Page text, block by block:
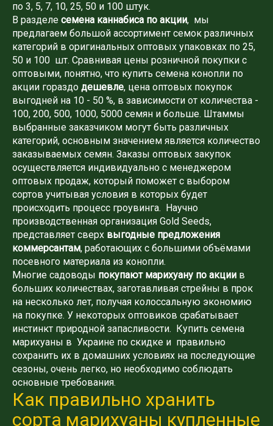
по 3, 5, 7, 10, 25, 50 и 100 штук.
В разделе семена каннабиса по акции, мы
предлагаем большой ассортимент семок различных
категорий в оригинальных оптовых упаковках по 25,
50 и 100 шт. Сравнивая цены розничной покупки с
оптовыми, понятно, что купить семена конопли по
акции гораздо дешевле, цена оптовых покупок
выгодней на 10 - 50 %, в зависимости от количества -
100, 200, 500, 1000, 5000 семян и больше. Штаммы
выбранные заказчиком могут быть различных
категорий, основным значением является количество
заказываемых семян. Заказы оптовых закупок
осуществляется индивидуально с менеджером
оптовых продаж, который поможет с выбором
сортов учитывая условия в которых будет
происходить процесс гроувинга. Научно
производственная организация Gold Seeds,
представляет сверх выгодные предложения
коммерсантам, работающих с большими объёмами
посевного материала из конопли.
Многие садоводы покупают марихуану по акции в
больших количествах, заготавливая стрейны в прок
на несколько лет, получая колоссальную экономию
на покупке. У некоторых оптовиков срабатывает
инстинкт природной запасливости. Купить семена
марихуаны в Украине по скидке и правильно
сохранить их в домашних условиях на последующие
сезоны, очень легко, но необходимо соблюдать
основные требования.
Как правильно хранить
сорта марихуаны купленные